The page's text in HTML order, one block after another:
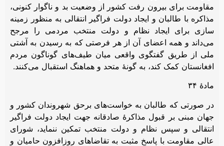
مقاومت برای بیرون رفت کشور از وضعیت بد و ناگوار کنونی،
مذاکره با طالبان و ایجاد دولت فراگیر انتقالی به منظور زمینه
سازی برای ایجاد نظام و دولت منتخب مردمی را مرجح
می‌داند و همه اعضای آن از هر فرصتی که به رسیدن به آشتی
ملی از طریق گفتگوی واقعی میان طیف‌های گوناگون مردم
افغانستان کمک کند، به گونۀ متحد و هماهنگ استقبال می‌کنند.
مادۀ ۳۴
در صورتی که طالبان به خواست‌های برحق شهروندان کشور و
جهان مبنی بر قبول مذاکرۀ صادقانه جهت ایجاد دولت فراگیر
انتقالی و سپس نظام و دولت منتخب تمکین ننماید، شورای
عالی مقاومت با پاسخ مثبت به تقاضاهای روزافزون حامیان و